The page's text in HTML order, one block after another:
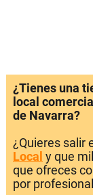
¿Tienes una
local
de Navarra?
¿Quieres salir
Local y que
que ofreces
por